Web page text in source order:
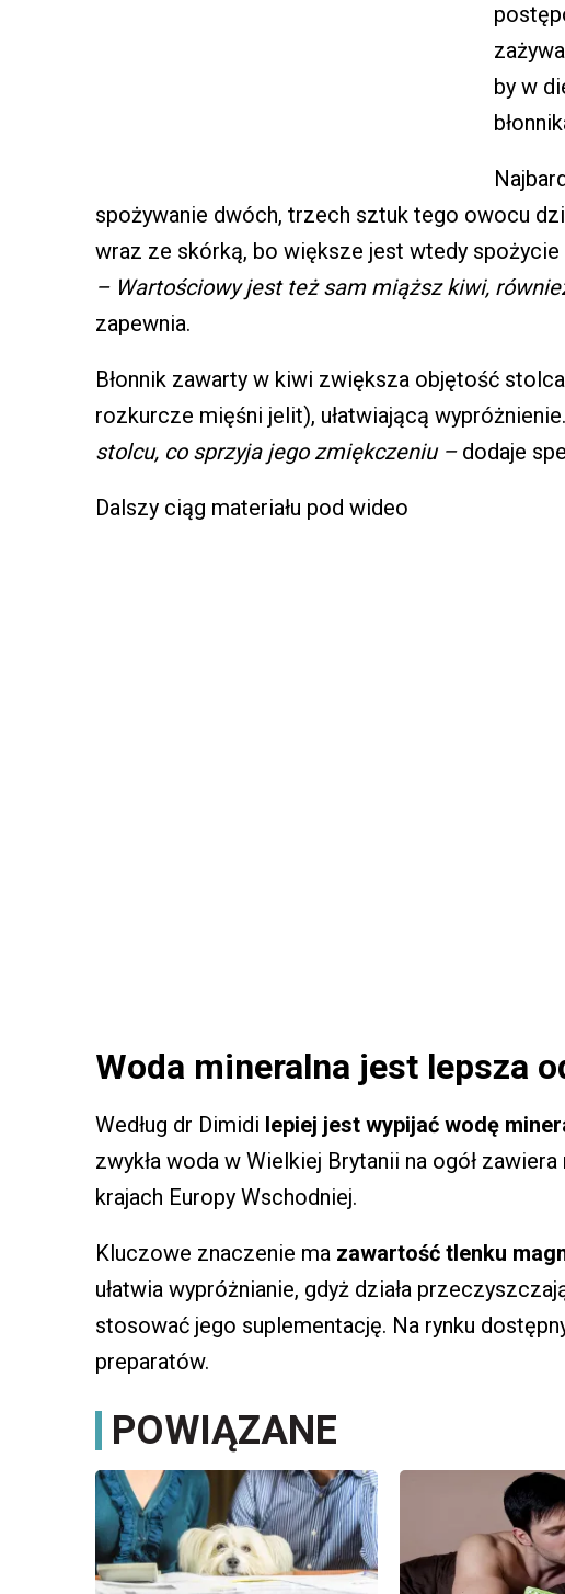
by w
spożywanie dwóch, trzech sztuk tego owocu
wraz ze skórką, bo większe jest wtedy
– Wartościowy jest też sam miąższ kiwi,
zapewnia.
Błonnik zawarty w kiwi zwiększa objętość
rozkurcze mięśni jelit), ułatwiającą wypróżnienie.
stolcu, co sprzyja jego zmiękczeniu –dodaje
Dalszy ciąg materiału pod wideo
Woda mineralna jest lepsza
Według dr Dimidi lepiej jest wypijać wodę
zwykła woda w Wielkiej Brytanii na ogół
krajach Europy Wschodniej.
Kluczowe znaczenie ma zawartość tlenku
ułatwia wypróżnianie, gdyż działa
stosować jego suplementację. Na rynku
preparatów.
POWIĄZANE